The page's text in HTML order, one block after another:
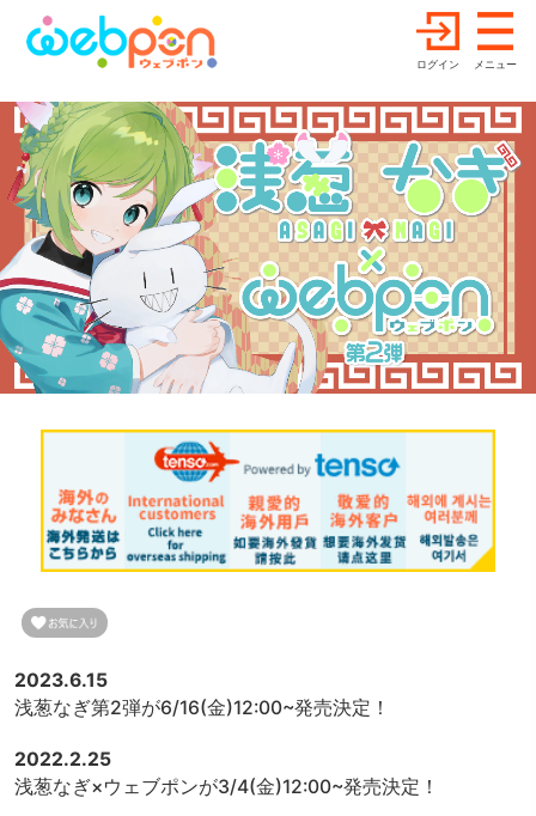
ログイン メニュー
2023.6.15
浅葱なぎ第2弾が6/16(金)12:00~発売決定！
2022.2.25
浅葱なぎ×ウェブポンが3/4(金)12:00~発売決定！